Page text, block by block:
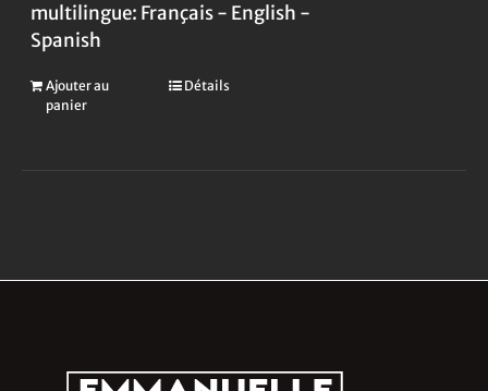
multilingue: Français - English -
Spanish
Ajouter au
panier
Détails